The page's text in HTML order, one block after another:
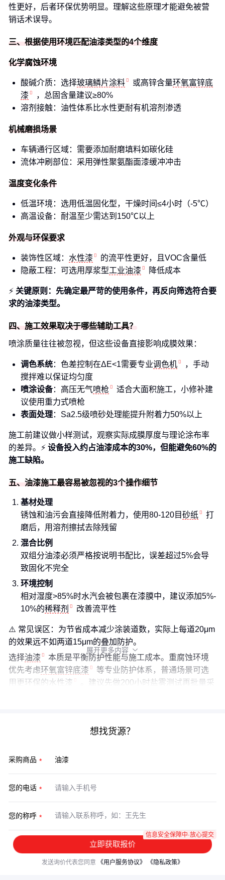
性更好，后者环保优势明显。理解这些原理才能避免被营
销话术误导。
三、根据使用环境匹配油漆类型的4个维度
化学腐蚀环境
酸碱介质：选择玻璃鳞片涂料 或高锌含量环氧富锌底
漆
，总固含量建议≥80%
溶剂接触：油性体系比水性更耐有机溶剂渗透
机械磨损场景
车辆通行区域：需要添加耐磨填料如碳化硅
流体冲刷部位：采用弹性聚氨酯面漆缓冲冲击
温度变化条件
低温环境：选用低温固化型，干燥时间≤4小时（-5℃）
高温设备：耐温至少需达到150℃以上
外观与环保要求
装饰性区域： 水性漆
的流平性更好，且VOC含量低
隐蔽工程：可选用厚浆型工业油漆 降低成本
⚡️ 关键原则：先确定最严苛的使用条件，再反向筛选符合要
求的油漆类型。
四、施工效果取决于哪些辅助工具？
喷涂质量往往被忽视，但这些设备直接影响成膜效果：
调色系统：色差控制在ΔE<1需要专业调色机
，手动
搅拌难以保证均匀度
喷涂设备：高压无气喷枪
适合大面积施工，小修补建
议使用重力式喷枪
表面处理：Sa2.5级喷砂处理能提升附着力50%以上
施工前建议做小样测试，观察实际成膜厚度与理论涂布率
的差异。⚡️ 设备投入约占油漆成本的30%，但能避免60%的
施工缺陷。
五、油漆施工最容易被忽视的3个操作细节
基材处理
锈蚀和油污会直接降低附着力，使用80-120目砂纸
打
磨后，用溶剂擦拭去除残留
混合比例
双组分油漆必须严格按说明书配比，误差超过5%会导
致固化不完全
环境控制
相对湿度>85%时水汽会被包裹在漆膜中，建议添加5%-
10%的稀释剂 改善流平性
⚠️ 常见误区：为节省成本减少涂装道数，实际上每道20μm
的效果远不如两道15μm的叠加防护。
选择油漆
本质是平衡防护性能与施工成本。重腐蚀环境
优先考虑环氧富锌底漆
等专业防护体系，普通场景可选
用更环保的水性漆
。建议先做200小时盐雾测试再批量采
展开更多内容 
想找货源？
采购商品
您的电话
您的称呼
立即获取报价
信息安全保障中·放心提交
发送询价代表您同意 《用户服务协议》 《隐私政策》